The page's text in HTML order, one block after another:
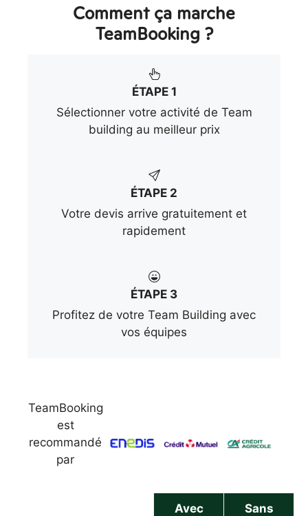
Comment ça marche
TeamBooking ?
ÉTAPE 1
Sélectionner votre activité de Team
building au meilleur prix
ÉTAPE 2
Votre devis arrive gratuitement et
rapidement
ÉTAPE 3
Profitez de votre Team Building avec
vos équipes
TeamBooking
est
recommandé
par
Avec
Sans